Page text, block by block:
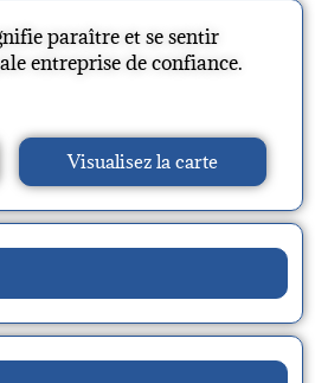
paraître et se sentir
entreprise de confiance.
Visualisez la carte